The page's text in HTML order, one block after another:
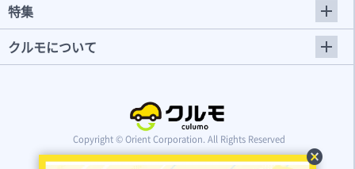
cancel
特集
クルモについて
Copyright © Orient Corporation. All Rights Reserved